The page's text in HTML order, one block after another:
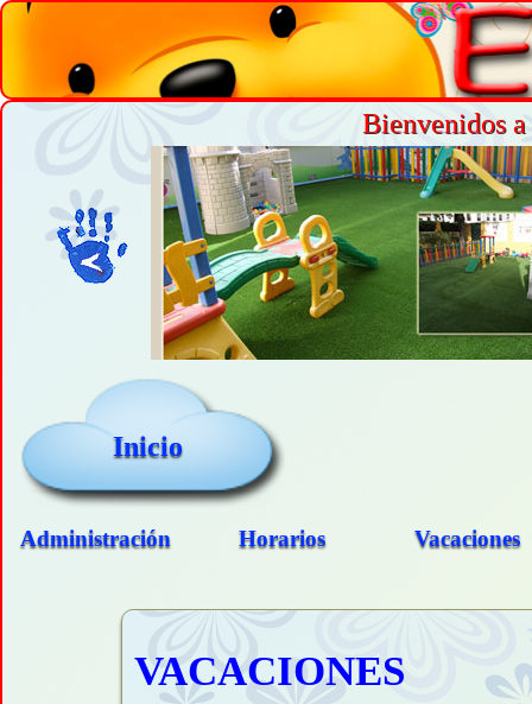
Bienvenidos
Inicio
Administración Horarios Vacaciones
VACACIONES